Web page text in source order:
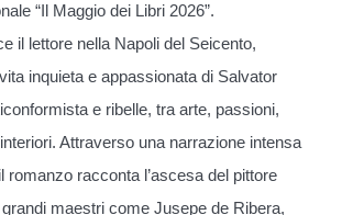
“Il Maggio dei Libri 2026”.
il lettore nella Napoli del Seicento,
inquieta e appassionata di Salvator
e ribelle, tra arte, passioni,
Attraverso una narrazione intensa
romanzo racconta l’ascesa del pittore
maestri come Jusepe de Ribera,